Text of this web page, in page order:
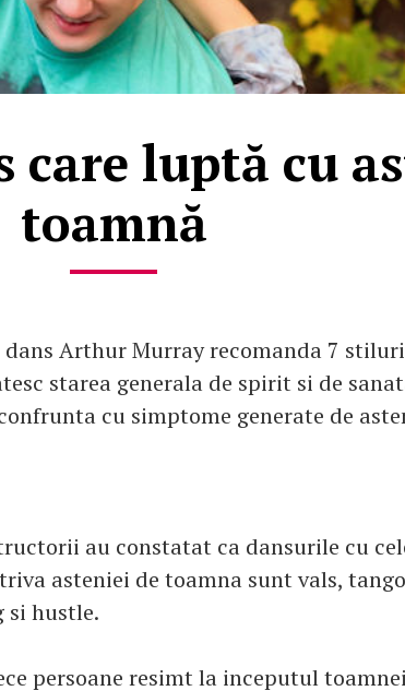
care luptă cu
toamnă
Arthur Murray recomanda 7
starea generala de spirit si de
cu simptome generate de
au constatat ca dansurile cu
asteniei de toamna sunt vals,
si hustle.
persoane resimt la inceputul